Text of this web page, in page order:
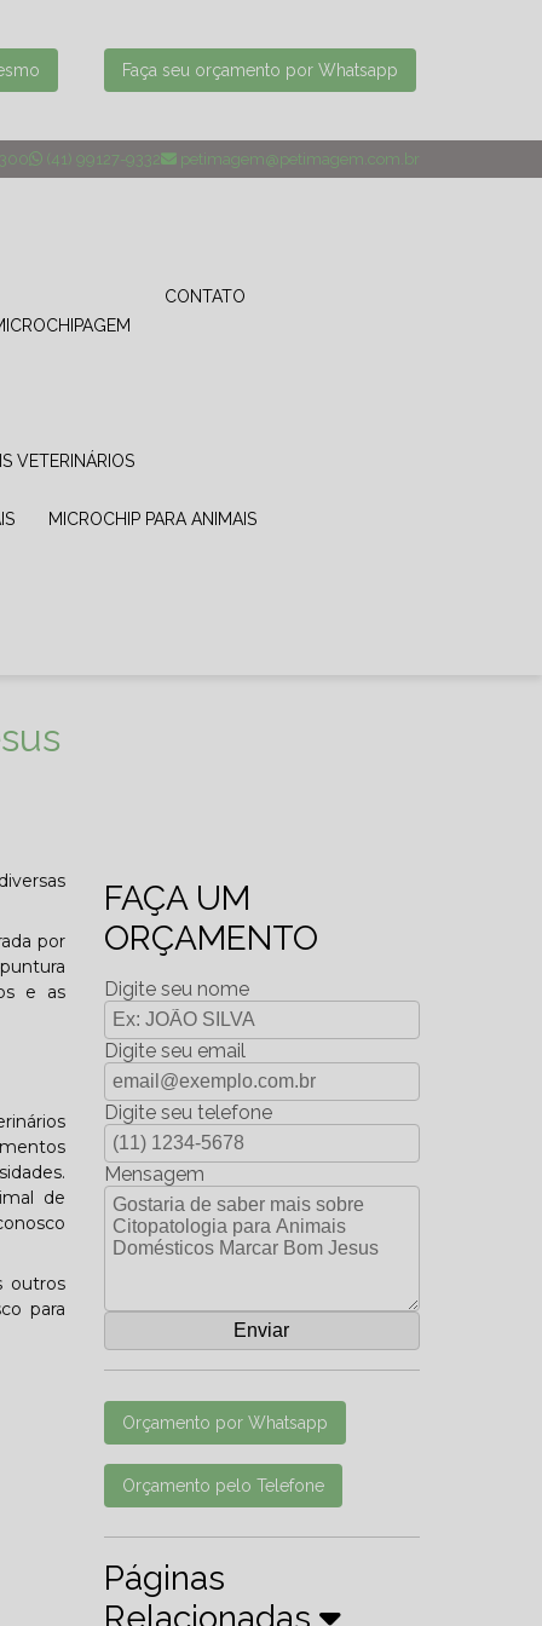
Faça seu orçamento por Whatsapp
(41) 99127-9332 petimagem@petimagem.com.br
MICROCHIPAGEM
CONTATO
VETERINÁRIOS
MICROCHIP PARA ANIMAIS
por
e as
de
outros
para
FAÇA UM
ORÇAMENTO
Digite seu nome
Digite seu email
Digite seu telefone
Mensagem
Orçamento por Whatsapp
Orçamento pelo Telefone
Páginas